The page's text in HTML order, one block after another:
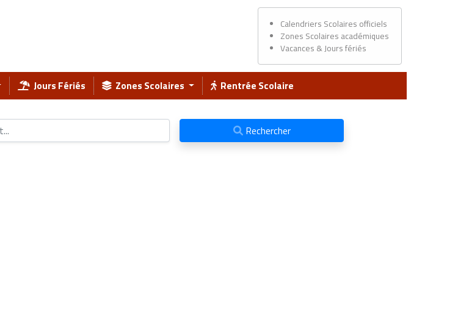
Calendriers Scolaires officiels
Zones Scolaires académiques
Vacances & Jours fériés
Jours Fériés Zones Scolaires Rentrée Scolaire
Rechercher